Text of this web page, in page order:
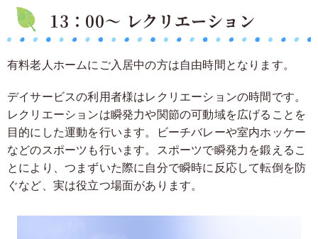
13：00～ レクリエーション
有料老人ホームにご入居中の方は自由時間となります。
デイサービスの利用者様はレクリエーションの時間です。
レクリエーションは瞬発力や関節の可動域を広げることを
目的にした運動を行います。
ビーチバレーや室内ホッケー
などのスポーツも行います。
スポーツで瞬発力を鍛えるこ
とにより、つまずいた際に自分で瞬時に反応して転倒を防
ぐなど、実は役立つ場面があります。